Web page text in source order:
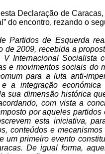
Declaração de
do encontro, rezando o
Partidos de Esquerda
de 2009, recebida a
Internacional Socialista
e movimentos sociais do
para a luta anti-
a integração
sua dimensão histórica
com vista a
por aqueles
esta iniciativa,
conteúdos e
um primeiro evento
De igual forma,